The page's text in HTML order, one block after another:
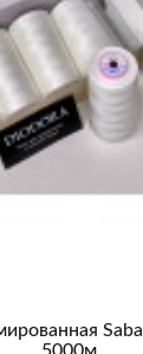
5000м